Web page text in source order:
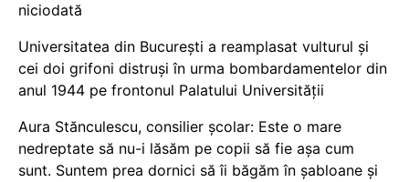
niciodată
Universitatea din București a reamplasat vulturul și
cei doi grifoni distruși în urma bombardamentelor din
anul 1944 pe frontonul Palatului Universității
Aura Stănculescu, consilier școlar: Este o mare
nedreptate să nu-i lăsăm pe copii să fie așa cum
sunt. Suntem prea dornici să îi băgăm în șabloane și